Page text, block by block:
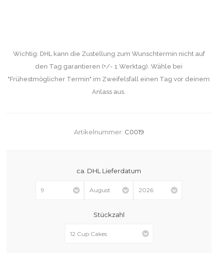
Wichtig: DHL kann die Zustellung zum Wunschtermin nicht auf
den Tag garantieren (+/- 1 Werktag). Wähle bei
"Frühestmöglicher Termin" im Zweifelsfall einen Tag vor deinem
Anlass aus.
Artikelnummer: C0019
ca. DHL Lieferdatum
Stückzahl